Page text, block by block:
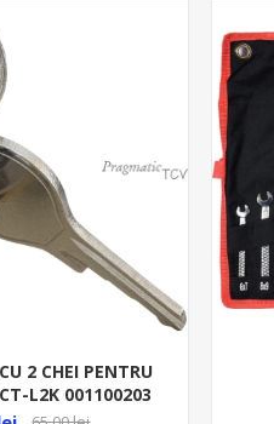
2 CHEI PENTRU
L2K 001100203